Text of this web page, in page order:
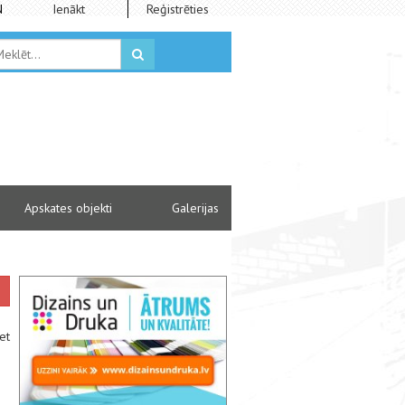
Ienākt Reģistrēties
Apskates objekti Galerijas